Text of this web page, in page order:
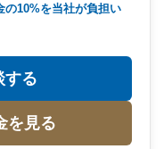
10%を当社が負担い
する
を見る